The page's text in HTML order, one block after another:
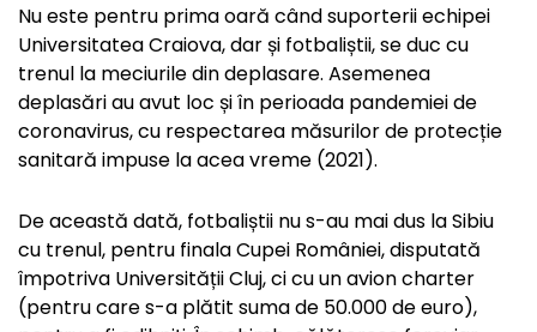
Nu este pentru prima oară când suporterii echipei
Universitatea Craiova, dar și fotbaliștii, se duc cu
trenul la meciurile din deplasare. Asemenea
deplasări au avut loc și în perioada pandemiei de
coronavirus, cu respectarea măsurilor de protecție
sanitară impuse la acea vreme (2021).
De această dată, fotbaliștii nu s-au mai dus la Sibiu
cu trenul, pentru finala Cupei României, disputată
împotriva Universității Cluj, ci cu un avion charter
(pentru care s-a plătit suma de 50.000 de euro),